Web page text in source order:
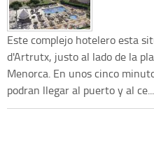
Este complejo hotelero esta
d'Artrutx, justo al lado de la
Menorca. En unos cinco
podran llegar al puerto y al ce...